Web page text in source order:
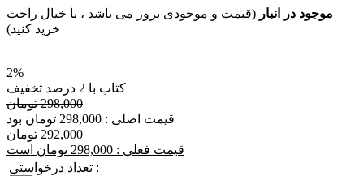
موجود در انبار (قیمت و موجودی بروز می باشد ، با خیال راحت
خرید کنید)
2%
کتاب با 2 درصد تخفیف
298,000 تومان
قیمت اصلی : 298,000 تومان بود
292,000 تومان
قیمت فعلی : 298,000 تومان است
تعداد درخواستی :